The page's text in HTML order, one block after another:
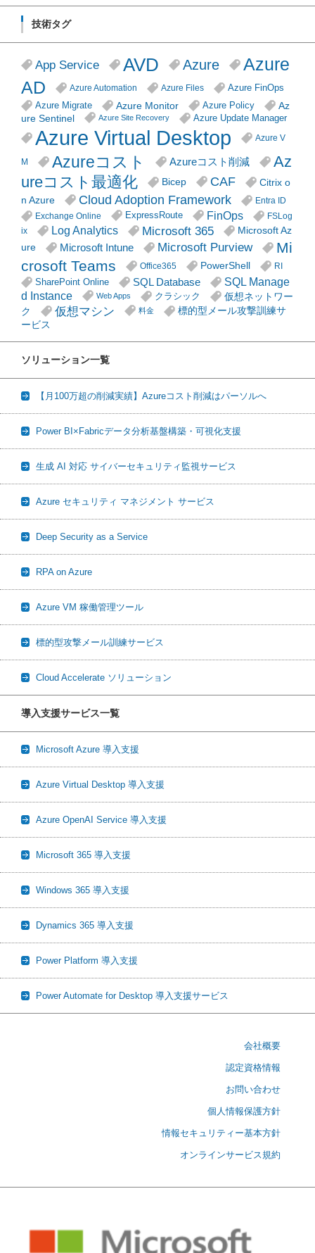
技術タグ
App Service AVD Azure
Azure
AD
Azure Automation Azure Files
Azure FinOps
Azure Migrate
Azure Monitor Azure Policy
Az
ure Sentinel
Azure Site Recovery Azure Update Manager
Azure Virtual Desktop Azure V
M Azureコスト Azureコスト削減
Az
ureコスト最適化
Bicep CAF
Citrix o
n Azure
Cloud Adoption Framework
Entra ID
Exchange Online
ExpressRoute FinOps
FSLog
ix
Log Analytics Microsoft 365
Microsoft Az
ure
Microsoft Intune Microsoft Purview
Mi
crosoft Teams
Office365 PowerShell RI
SharePoint Online SQL Database
SQL Manage
d Instance
Web Apps クラシック
仮想ネットワー
ク
仮想マシン 料金
標的型メール攻撃訓練サ
ービス
ソリューション一覧
【月100万超の削減実績】Azureコスト削減はパーソルへ
Power BI×Fabricデータ分析基盤構築・可視化支援
生成 AI 対応 サイバーセキュリティ監視サービス
Azure セキュリティ マネジメント サービス
Deep Security as a Service
RPA on Azure
Azure VM 稼働管理ツール
標的型攻撃メール訓練サービス
Cloud Accelerate ソリューション
導入支援サービス一覧
Microsoft Azure 導入支援
Azure Virtual Desktop 導入支援
Azure OpenAI Service 導入支援
Microsoft 365 導入支援
Windows 365 導入支援
Dynamics 365 導入支援
Power Platform 導入支援
Power Automate for Desktop 導入支援サービス
会社概要
認定資格情報
お問い合わせ
個人情報保護方針
情報セキュリティー基本方針
オンラインサービス規約